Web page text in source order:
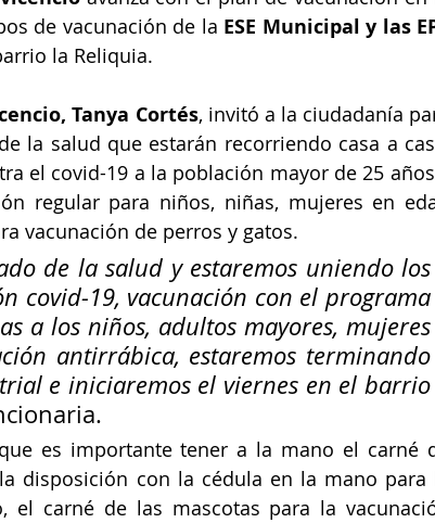
de vacunación de la ESE Municipal y las
la Reliquia.
Tanya Cortés, invitó a la ciudadanía
la salud que estarán recorriendo casa a
el covid-19 a la población mayor de 25
regular para niños, niñas, mujeres en
vacunación de perros y gatos.
de la salud y estaremos uniendo los
covid-19, vacunación con el programa
a los niños, adultos mayores, mujeres
antirrábica, estaremos terminando
e iniciaremos el viernes en el barrio
es importante tener a la mano el carné
disposición con la cédula en la mano para
el carné de las mascotas para la